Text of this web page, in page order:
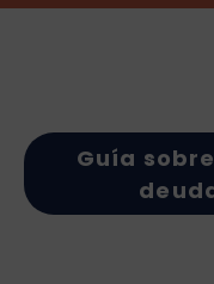
Guía